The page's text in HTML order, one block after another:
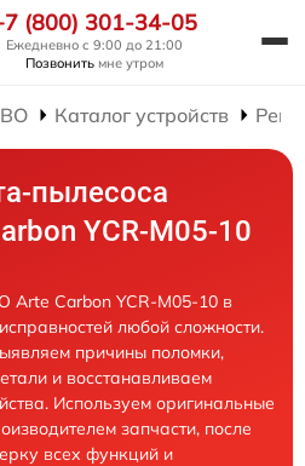
(800) 301-34-05
Ежедневно с 9:00 до 21:00
Позвонить мне утром
Каталог устройств
пылесоса
YCR-M05-10
Arte Carbon YCR-M05-10 в
любой сложности.
причины поломки,
и восстанавливаем
Используем оригинальные
запчасти, после
всех функций и